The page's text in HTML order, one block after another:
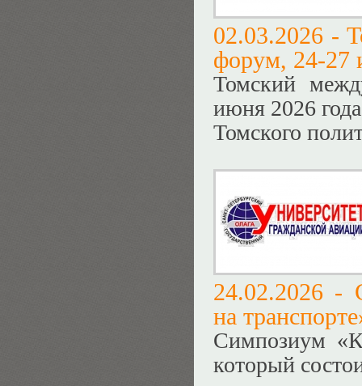
02.03.2026 -
форум, 24-27
Томский
июня 2026
Томского
24.02.2026 -
на
Симпозиум
который